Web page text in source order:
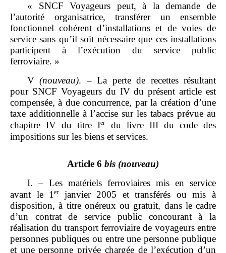
« SNCF Voyageurs peut, à la demande de
l’autorité organisatrice, transférer un ensemble
fonctionnel cohérent d’installations et de voies de
service sans qu’il soit nécessaire que ces installations
participent à l’exécution du service public
ferroviaire. »
V (nouveau). – La perte de recettes résultant
pour SNCF Voyageurs du IV du présent article est
compensée, à due concurrence, par la création d’une
taxe additionnelle à l’accise sur les tabacs prévue au
chapitre IV du titre Ier
du livre III du code des
impositions sur les biens et services.
Article 6 bis (nouveau)
I. – Les matériels ferroviaires mis en service
avant le 1er
janvier 2005 et transférés ou mis à
disposition, à titre onéreux ou gratuit, dans le cadre
d’un contrat de service public concourant à la
réalisation du transport ferroviaire de voyageurs entre
personnes publiques ou entre une personne publique
et une personne privée chargée de l’exécution d’un